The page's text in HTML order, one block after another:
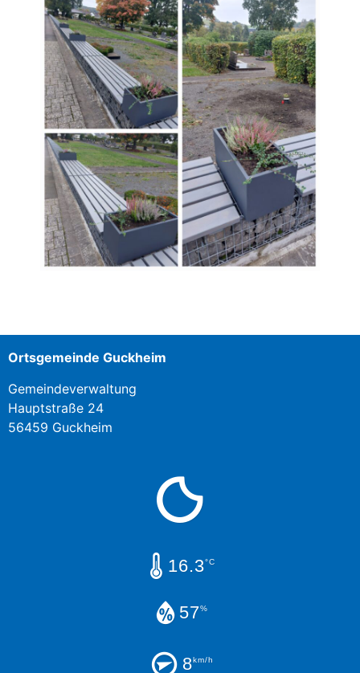
Ortsgemeinde Guckheim
Gemeindeverwaltung
Hauptstraße 24
56459 Guckheim
16.3°C
57%
8km/h